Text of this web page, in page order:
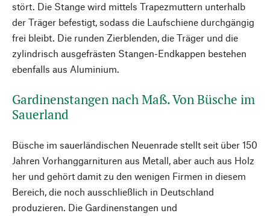
stört. Die Stange wird mittels Trapezmuttern unterhalb
der Träger befestigt, sodass die Laufschiene durchgängig
frei bleibt. Die runden Zierblenden, die Träger und die
zylindrisch ausgefrästen Stangen-Endkappen bestehen
ebenfalls aus Aluminium.
Gardinenstangen nach Maß. Von Büsche im
Sauerland
Büsche im sauerländischen Neuenrade stellt seit über 150
Jahren Vorhanggarnituren aus Metall, aber auch aus Holz
her und gehört damit zu den wenigen Firmen in diesem
Bereich, die noch ausschließlich in Deutschland
produzieren. Die Gardinenstangen und